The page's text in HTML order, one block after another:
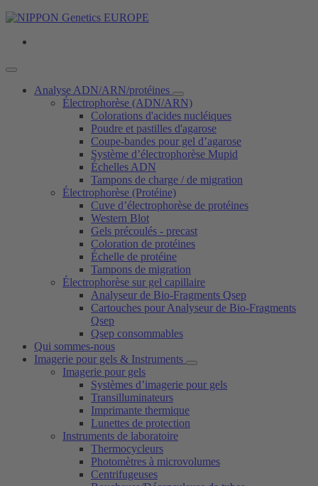
Analyse ADN/ARN/protéines
Électrophorèse (ADN/ARN)
Colorations d'acides nucléiques
Poudre et pastilles d'agarose
Coupe-bandes pour gel d’agarose
Système d’électrophorèse Mupid
Échelles ADN
Tampons de charge / de migration
Électrophorèse (Protéine)
Cuve d’électrophorèse de protéines
Western Blot
Gels précoulés - precast
Coloration de protéines
Échelle de protéine
Tampons de migration
Électrophorèse sur gel capillaire
Analyseur de Bio-Fragments Qsep
Cartouches pour Analyseur de Bio-Fragments
Qsep
Qsep consommables
Qui sommes-nous
Imagerie pour gels & Instruments
Imagerie pour gels
Systèmes d’imagerie pour gels
Transilluminateurs
Imprimante thermique
Lunettes de protection
Instruments de laboratoire
Thermocycleurs
Photomètres à microvolumes
Centrifugeuses